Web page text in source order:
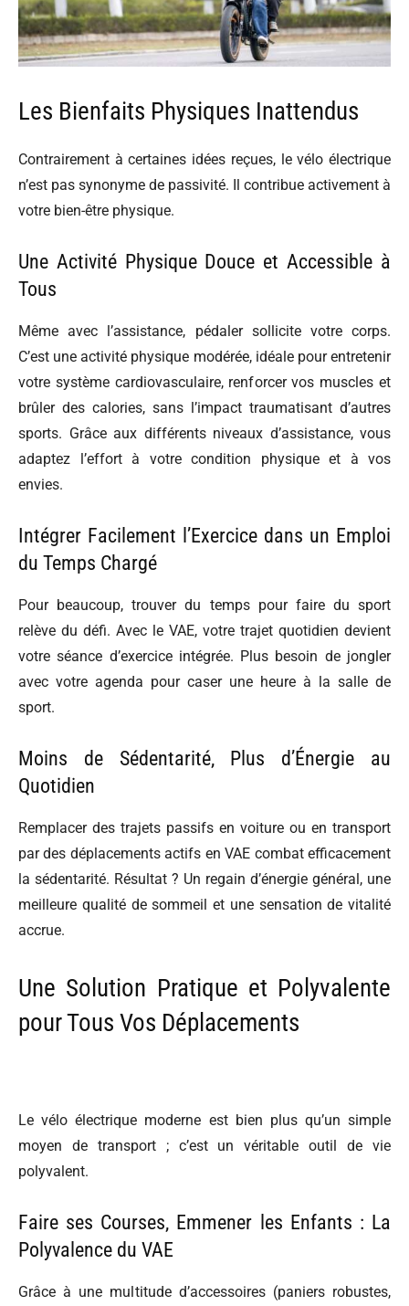
Les Bienfaits Physiques Inattendus
Contrairement à certaines idées reçues, le vélo électrique
n’est pas synonyme de passivité. Il contribue activement à
votre bien-être physique.
Une Activité Physique Douce et Accessible à
Tous
Même avec l’assistance, pédaler sollicite votre corps.
C’est une activité physique modérée, idéale pour entretenir
votre système cardiovasculaire, renforcer vos muscles et
brûler des calories, sans l’impact traumatisant d’autres
sports. Grâce aux différents niveaux d’assistance, vous
adaptez l’effort à votre condition physique et à vos
envies.
Intégrer Facilement l’Exercice dans un Emploi
du Temps Chargé
Pour beaucoup, trouver du temps pour faire du sport
relève du défi. Avec le VAE, votre trajet quotidien devient
votre séance d’exercice intégrée. Plus besoin de jongler
avec votre agenda pour caser une heure à la salle de
sport.
Moins de Sédentarité, Plus d’Énergie au
Quotidien
Remplacer des trajets passifs en voiture ou en transport
par des déplacements actifs en VAE combat efficacement
la sédentarité. Résultat ? Un regain d’énergie général, une
meilleure qualité de sommeil et une sensation de vitalité
accrue.
Une Solution Pratique et Polyvalente
pour Tous Vos Déplacements
Le vélo électrique moderne est bien plus qu’un simple
moyen de transport ; c’est un véritable outil de vie
polyvalent.
Faire ses Courses, Emmener les Enfants : La
Polyvalence du VAE
Grâce à une multitude d’accessoires (paniers robustes,